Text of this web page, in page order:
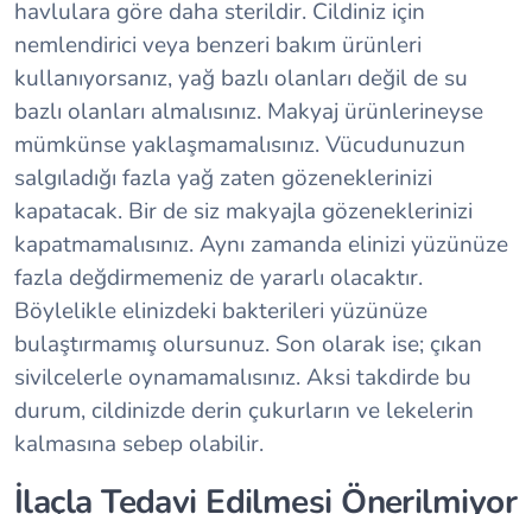
havlulara göre daha sterildir. Cildiniz için
nemlendirici veya benzeri bakım ürünleri
kullanıyorsanız, yağ bazlı olanları değil de su
bazlı olanları almalısınız. Makyaj ürünlerineyse
mümkünse yaklaşmamalısınız. Vücudunuzun
salgıladığı fazla yağ zaten gözeneklerinizi
kapatacak. Bir de siz makyajla gözeneklerinizi
kapatmamalısınız. Aynı zamanda elinizi yüzünüze
fazla değdirmemeniz de yararlı olacaktır.
Böylelikle elinizdeki bakterileri yüzünüze
bulaştırmamış olursunuz. Son olarak ise; çıkan
sivilcelerle oynamamalısınız. Aksi takdirde bu
durum, cildinizde derin çukurların ve lekelerin
kalmasına sebep olabilir.
İlaçla Tedavi Edilmesi Önerilmiyor